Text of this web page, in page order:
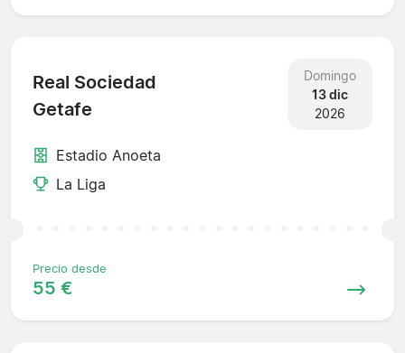
Real Sociedad
Getafe
Domingo
13 dic
2026
Estadio Anoeta
La Liga
Precio desde
55 €